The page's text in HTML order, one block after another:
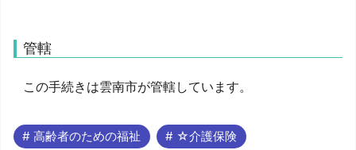
管轄
この手続きは雲南市が管轄しています。
# 高齢者のための福祉 # ☆介護保険